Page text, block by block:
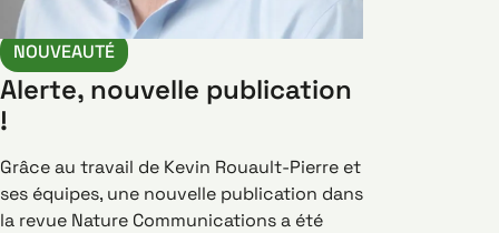
NOUVEAUTÉ
Alerte, nouvelle publication
!
Grâce au travail de Kevin Rouault-Pierre et
ses équipes, une nouvelle publication dans
la revue Nature Communications a été